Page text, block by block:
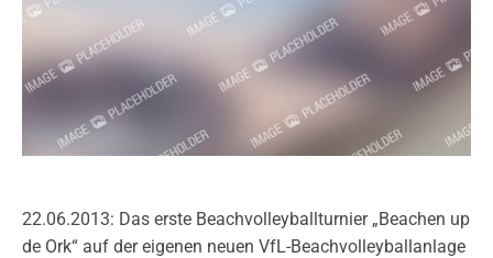
22.06.2013: Das erste Beachvolleyballturnier „Beachen up
de Ork“ auf der eigenen neuen VfL-Beachvolleyballanlage